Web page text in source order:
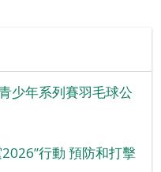
少年系列賽羽毛球公
行動 預防和打擊